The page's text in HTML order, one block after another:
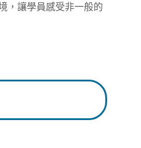
，讓學員感受非一般的